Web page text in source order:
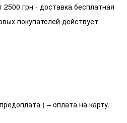
грн - доставка бесплатная
покупателей действует
) – оплата на карту,